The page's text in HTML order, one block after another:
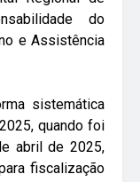
do
e Assistência
sistemática
quando foi
abril de 2025,
fiscalização